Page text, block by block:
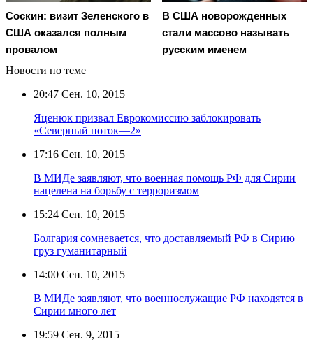
Соскин: визит Зеленского в
США оказался полным
провалом
В США новорожденных
стали массово называть
русским именем
Новости по теме
20:47 Сен. 10, 2015
Яценюк призвал Еврокомиссию заблокировать
«Северный поток—2»
17:16 Сен. 10, 2015
В МИДе заявляют, что военная помощь РФ для Сирии
нацелена на борьбу с терроризмом
15:24 Сен. 10, 2015
Болгария сомневается, что доставляемый РФ в Сирию
груз гуманитарный
14:00 Сен. 10, 2015
В МИДе заявляют, что военнослужащие РФ находятся в
Сирии много лет
19:59 Сен. 9, 2015